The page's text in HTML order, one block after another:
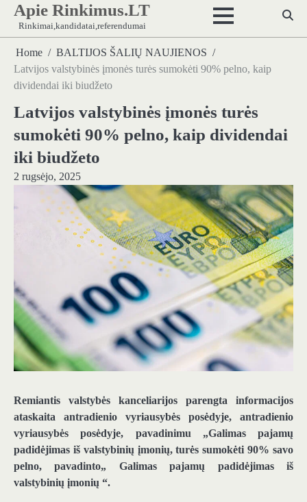
Skip
content
Apie Rinkimus.LT
Rinkimai,kandidatai,referendumai
Home
BALTIJOS ŠALIŲ NAUJIENOS
Latvijos valstybinės įmonės turės sumokėti 90% pelno, kaip
dividendai iki biudžeto
Latvijos valstybinės įmonės turės
sumokėti 90% pelno, kaip dividendai
iki biudžeto
2 rugsėjo, 2025
Remiantis valstybės kanceliarijos parengta informacijos
ataskaita antradienio vyriausybės posėdyje, antradienio
vyriausybės posėdyje, pavadinimu „Galimas pajamų
padidėjimas iš valstybinių įmonių, turės sumokėti 90% savo
pelno, pavadinto„ Galimas pajamų padidėjimas iš
valstybinių įmonių “.